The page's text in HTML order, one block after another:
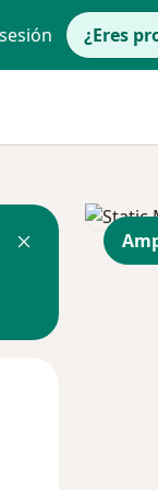
¿Eres